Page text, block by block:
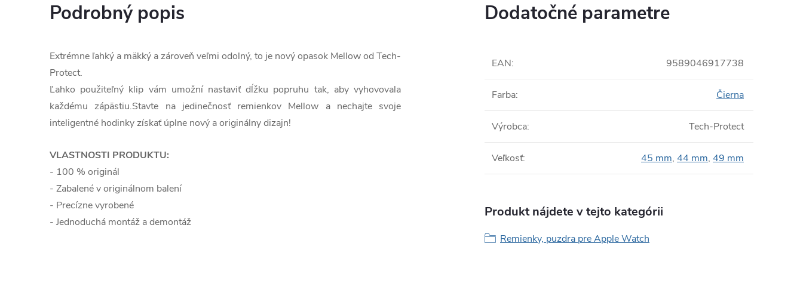
Podrobný popis
Extrémne ľahký a mäkký a zároveň veľmi odolný, to je nový opasok Mellow od Tech-
Protect.
Ľahko použiteľný klip vám umožní nastaviť dĺžku popruhu tak, aby vyhovovala
každému zápästiu.Stavte na jedinečnosť remienkov Mellow a nechajte svoje
inteligentné hodinky získať úplne nový a originálny dizajn!
VLASTNOSTI PRODUKTU:
- 100 % originál
- Zabalené v originálnom balení
- Precízne vyrobené
- Jednoduchá montáž a demontáž
Dodatočné parametre
EAN: 9589046917738
Farba: Čierna
Výrobca: Tech-Protect
Veľkosť: 45 mm, 44 mm, 49 mm
Produkt nájdete v tejto kategórii
Remienky, puzdra pre Apple Watch